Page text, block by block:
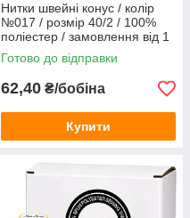
Нитки швейні конус / колір
№017 / розмір 40/2 / 100%
поліестер / замовлення від 1
бобіни
Готово до відправки
62,40 ₴/бобіна
Купити